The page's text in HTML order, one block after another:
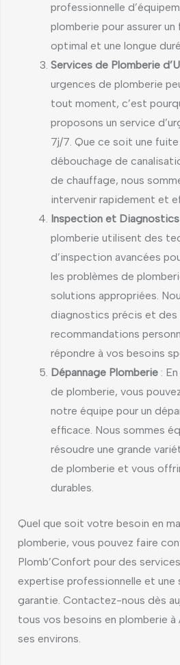
professionnelle
plomberie pour assurer
optimal et une longue
Services de Plomberie
urgences de plomberie
tout moment, c’est
proposons un service
7j/7. Que ce soit une fuite
débouchage de
de chauffage, nous
intervenir rapidement et
Inspection et Diagnostics
plomberie utilisent des
d’inspection avancées
les problèmes de
solutions appropriées.
diagnostics précis et des
recommandations
répondre à vos besoins
Dépannage Plomberie :
de plomberie, vous
notre équipe pour un
efficace. Nous sommes
résoudre une grande
de plomberie et vous
durables.
Quel que soit votre besoin en
plomberie, vous pouvez faire
Plomb’Confort pour des
expertise professionnelle et
garantie. Contactez-nous dès
tous vos besoins en plomberie à
ses environs.